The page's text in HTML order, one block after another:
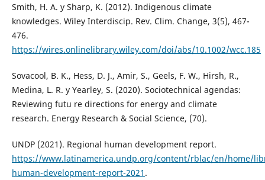
Smith, H. A. y Sharp, K. (2012). Indigenous climate
knowledges. Wiley Interdiscip. Rev. Clim. Change, 3(5), 467-
476.
https://wires.onlinelibrary.wiley.com/doi/abs/10.1002/wcc.185
Sovacool, B. K., Hess, D. J., Amir, S., Geels, F. W., Hirsh, R.,
Medina, L. R. y Yearley, S. (2020). Sociotechnical agendas:
Reviewing futu re directions for energy and climate
research. Energy Research & Social Science, (70).
UNDP (2021). Regional human development report.
https://www.latinamerica.undp.org/content/rblac/en/home/
human-development-report-2021 .